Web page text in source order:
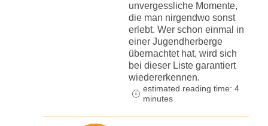
unvergessliche Momente,
die man nirgendwo sonst
erlebt. Wer schon einmal in
einer Jugendherberge
übernachtet hat, wird sich
bei dieser Liste garantiert
wiedererkennen.
estimated reading time: 4
minutes